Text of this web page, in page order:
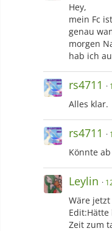
Hey,
mein Fc
genau
morgen
hab ich
rs4711
Alles klar.
rs4711
Könnte
Leylin
Wäre
Zeit zum